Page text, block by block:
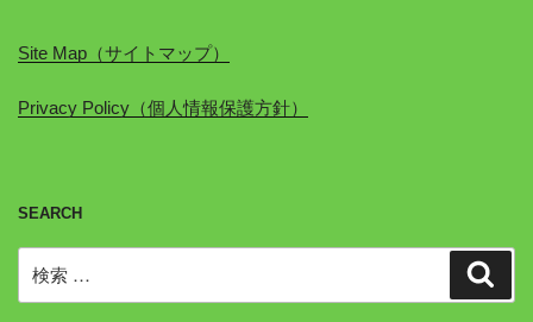
Site Map（サイトマップ）
Privacy Policy（個人情報保護方針）
SEARCH
索: